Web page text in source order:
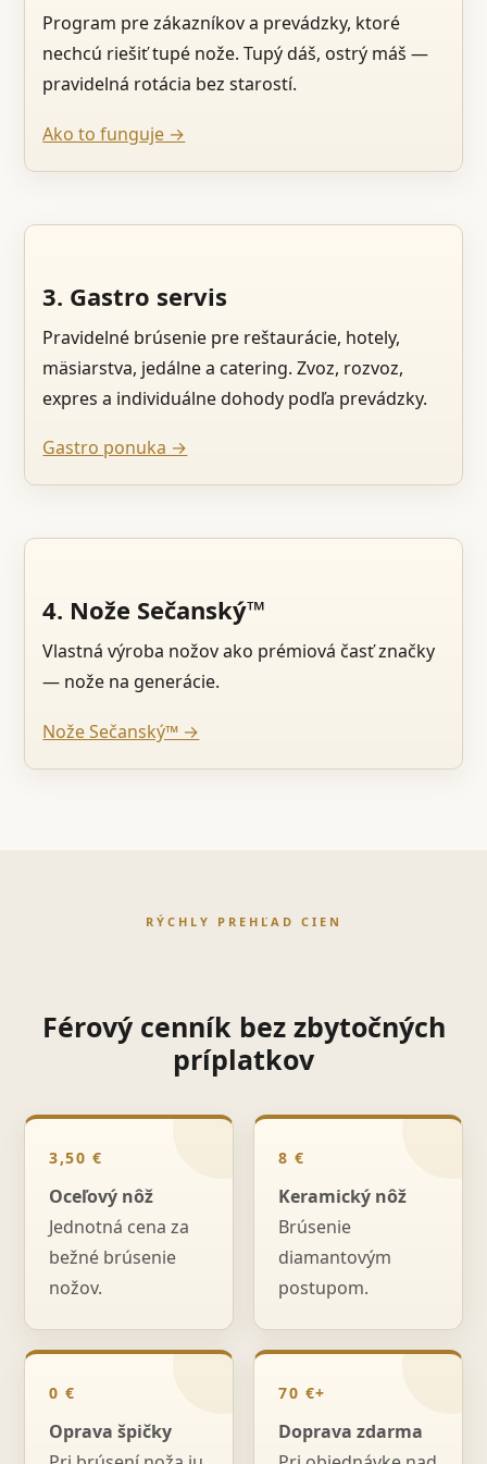
Program pre zákazníkov a prevádzky, ktoré
nechcú riešiť tupé nože. Tupý dáš, ostrý máš —
pravidelná rotácia bez starostí.
Ako to funguje →
3. Gastro servis
Pravidelné brúsenie pre reštaurácie, hotely,
mäsiarstva, jedálne a catering. Zvoz, rozvoz,
expres a individuálne dohody podľa prevádzky.
Gastro ponuka →
4. Nože Sečanský™
Vlastná výroba nožov ako prémiová časť značky
— nože na generácie.
Nože Sečanský™ →
RÝCHLY PREHĽAD CIEN
Férový cenník bez zbytočných
príplatkov
3,50 €
Oceľový nôž
Jednotná cena za
bežné brúsenie
nožov.
8 €
Keramický nôž
Brúsenie
diamantovým
postupom.
0 €
Oprava špičky
70 €+
Doprava zdarma